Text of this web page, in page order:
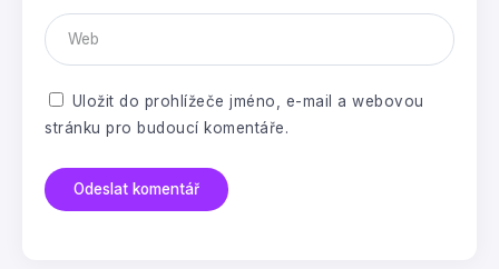
Uložit do prohlížeče jméno, e-mail a webovou
stránku pro budoucí komentáře.